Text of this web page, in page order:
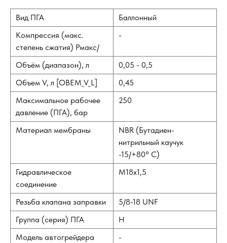
Вид ПГА
Баллонный
Компрессия (макс.
степень сжатия) Рмакс/
-
Объём (диапазон), л
0,05 - 0,5
Объем V, л [OBEM_V_L]
0,45
Максимальное рабочее
давление (ПГА), бар
250
Материал мембраны
NBR (Бутадиен-
нитрильный каучук
-15/+80° С)
Гидравлическое
соединение
M18х1,5
Резьба клапана заправки
5/8-18 UNF
Группа (серия) ПГА
H
Модель автогрейдера
-